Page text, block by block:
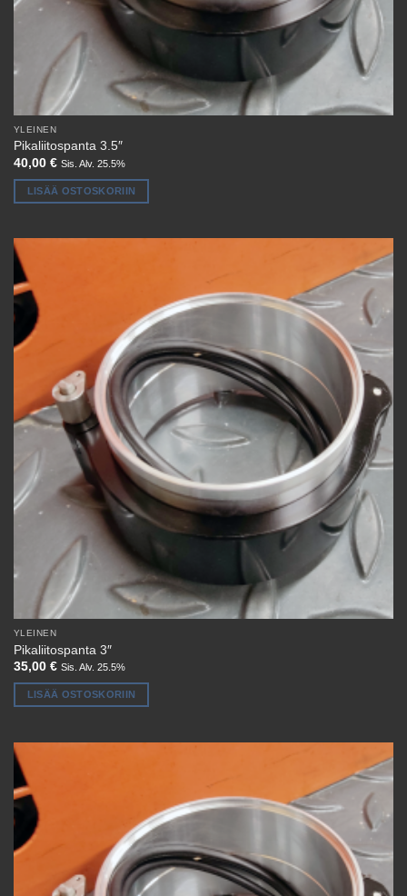
YLEINEN
Pikaliitospanta 3.5″
40,00 € Sis. Alv. 25.5%
LISÄÄ OSTOSKORIIN
YLEINEN
Pikaliitospanta 3″
35,00 € Sis. Alv. 25.5%
LISÄÄ OSTOSKORIIN